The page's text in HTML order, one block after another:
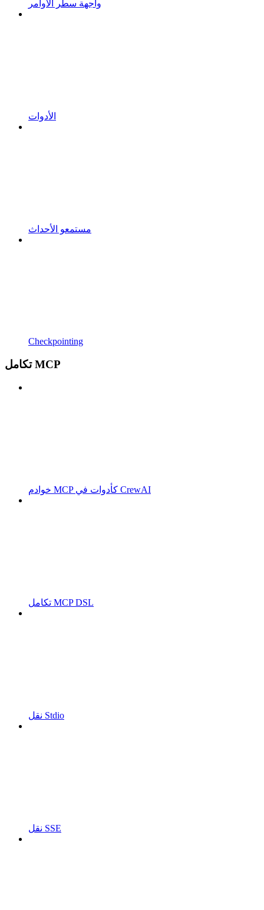
واجهة سطر الأوامر
الأدوات
مستمعو الأحداث
Checkpointing
تكامل MCP
خوادم MCP كأدوات في CrewAI
تكامل MCP DSL
نقل Stdio
نقل SSE